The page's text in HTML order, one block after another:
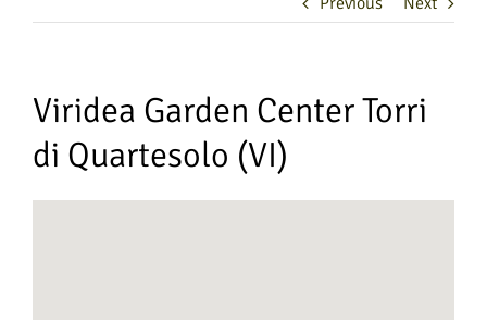
Viridea Garden Center Torri
di Quartesolo (VI)